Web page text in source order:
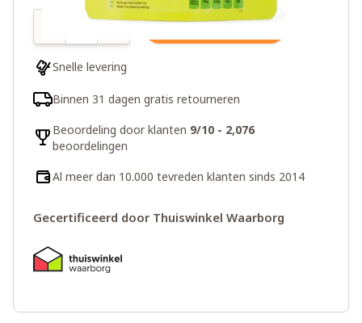
In winkelwagen
Snelle levering
Binnen 31 dagen gratis retourneren
Beoordeling door klanten 9/10 - 2,076
beoordelingen
Al meer dan 10.000 tevreden klanten sinds 2014
Gecertificeerd door Thuiswinkel Waarborg